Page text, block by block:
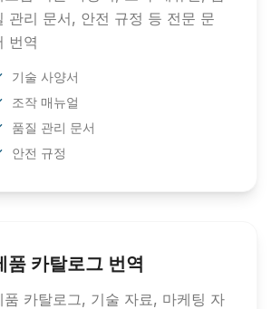
관리 문서, 안전 규정 등 전문 문
번역
기술 사양서
조작 매뉴얼
품질 관리 문서
안전 규정
품 카탈로그 번역
품 카탈로그, 기술 자료, 마케팅 자